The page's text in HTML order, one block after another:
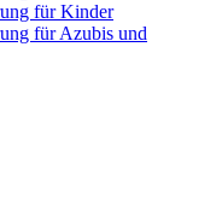
für Kinder
für Azubis und